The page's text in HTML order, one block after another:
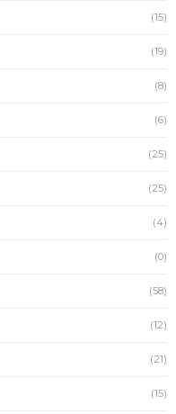
(15)
(19)
(8)
(6)
(25)
(25)
(4)
(0)
(58)
(12)
(21)
(15)